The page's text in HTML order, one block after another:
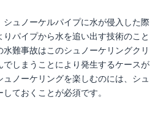
ュノーケルパイプに水が侵入した際
パイプから水を追い出す技術のこと
難事故はこのシュノーケリングクリ
でしまうことにより発生するケースが
ノーケリングを楽しむのには、シュ
ておくことが必須です。